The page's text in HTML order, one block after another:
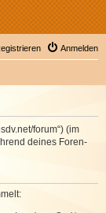
Anmelden
forum“) (im
deines Foren-